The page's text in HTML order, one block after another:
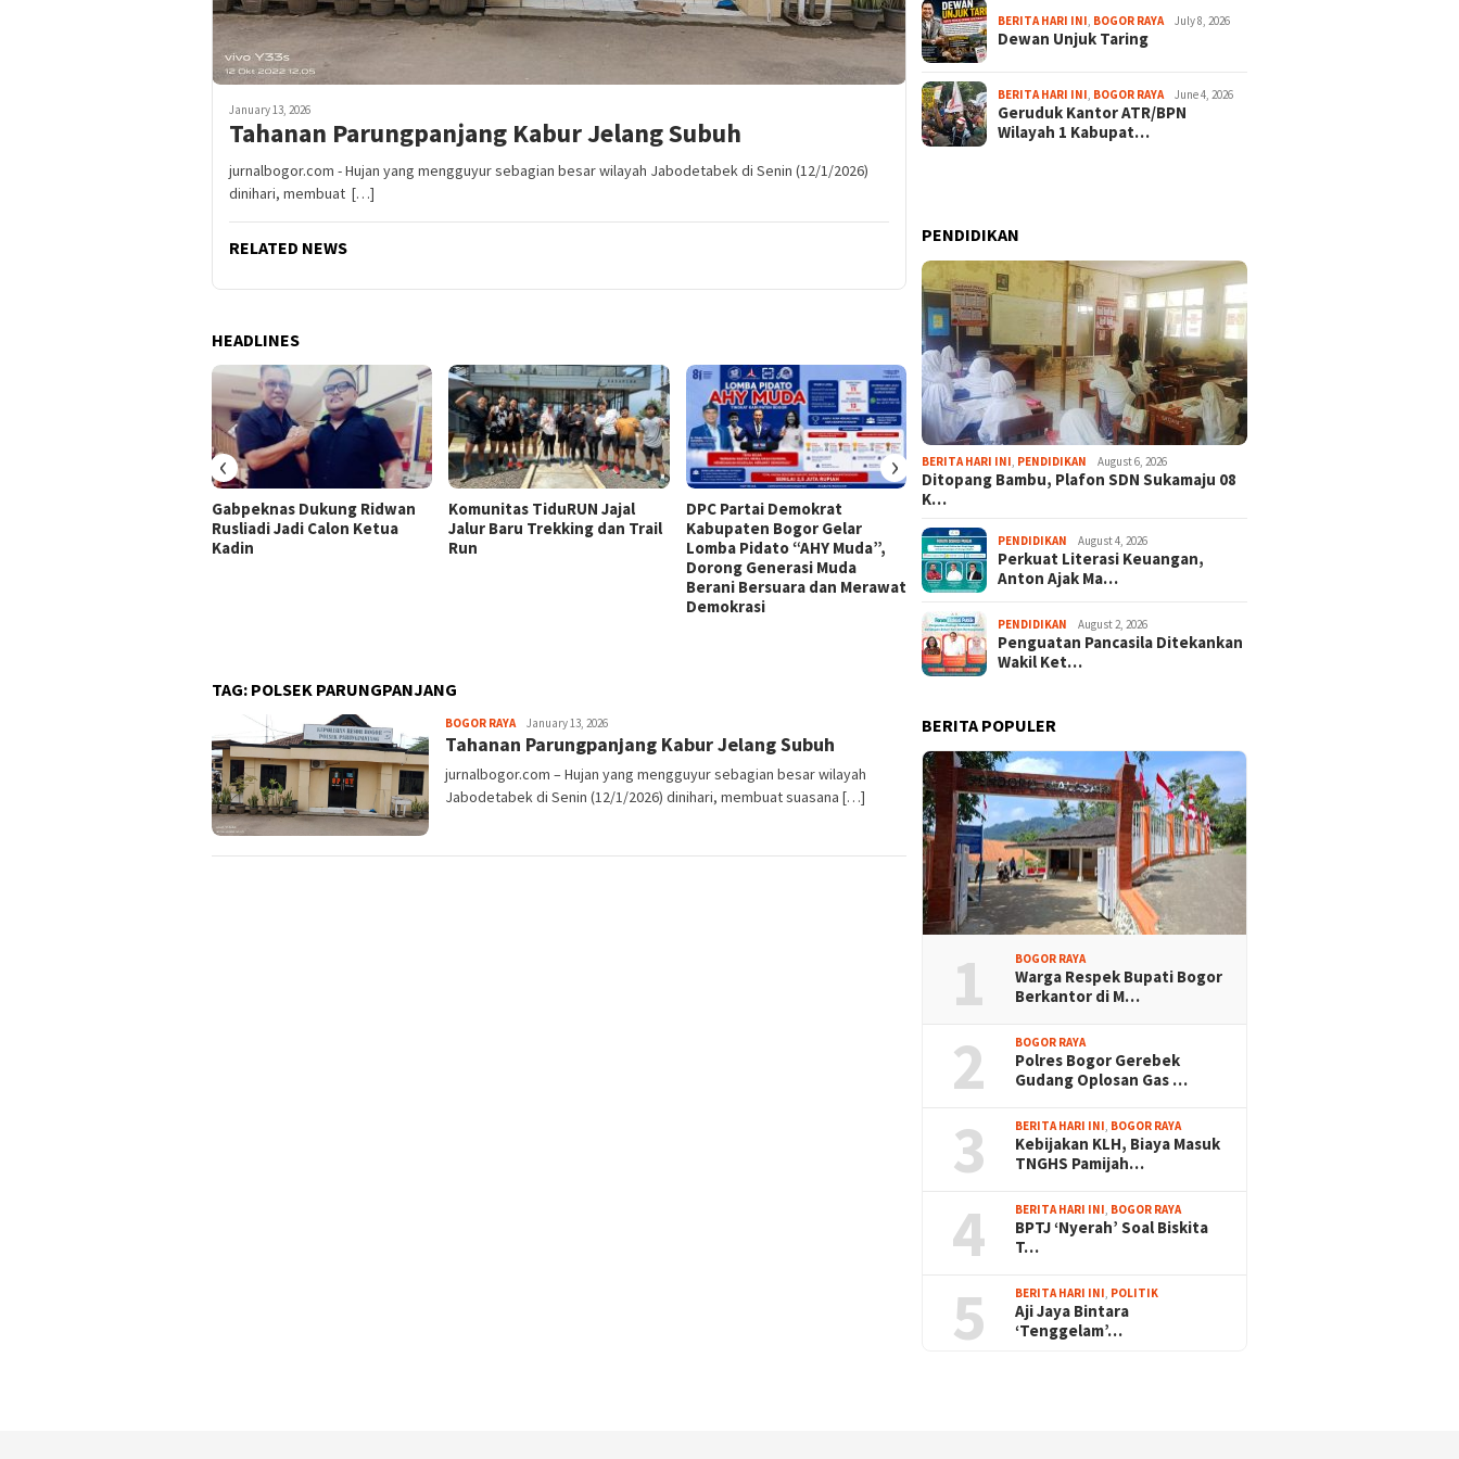
January 13, 2026
Tahanan Parungpanjang Kabur Jelang Subuh
jurnalbogor.com - Hujan yang mengguyur sebagian besar wilayah Jabodetabek di Senin (12/1/2026)
dinihari, membuat […]
RELATED NEWS
HEADLINES
Gabpeknas Dukung Ridwan
Rusliadi Jadi Calon Ketua
Kadin
Komunitas TiduRUN Jajal
Jalur Baru Trekking dan Trail
Run
DPC Partai Demokrat
Kabupaten Bogor Gelar
Lomba Pidato “AHY Muda”,
Dorong Generasi Muda
Berani Bersuara dan Merawat
Demokrasi
Lomba Rakyat Demokrat
Kabupaten Bogor Hadirkan
Kompetisi Lintas Generasi,
Uji Kekompakan dan Strategi
Tim
‹ ›
TAG: POLSEK PARUNGPANJANG
BOGOR RAYAAga
Alamanda
January 13, 2026
Tahanan Parungpanjang Kabur Jelang Subuh
jurnalbogor.com – Hujan yang mengguyur sebagian besar wilayah
Jabodetabek di Senin (12/1/2026) dinihari, membuat suasana […]
BERITA HARI INI BOGOR RAYA July 8, 2026
Dewan Unjuk Taring
BERITA HARI INI BOGOR RAYA June 4, 2026
Geruduk Kantor ATR/BPN
Wilayah 1 Kabupat…
PENDIDIKAN
BERITA HARI INI PENDIDIKAN August 6, 2026
Ditopang Bambu, Plafon SDN Sukamaju 08
K…
PENDIDIKAN August 4, 2026
Perkuat Literasi Keuangan,
Anton Ajak Ma…
PENDIDIKAN August 2, 2026
Penguatan Pancasila Ditekankan
Wakil Ket…
BERITA POPULER
1 BOGOR RAYA
Warga Respek Bupati Bogor
Berkantor di M…
2 BOGOR RAYA
Polres Bogor Gerebek
Gudang Oplosan Gas …
3 BERITA HARI INI, BOGOR RAYA
Kebijakan KLH, Biaya Masuk
TNGHS Pamijah…
4 BERITA HARI INI, BOGOR RAYA
BPTJ ‘Nyerah’ Soal Biskita
T…
5 BERITA HARI INI, POLITIK
Aji Jaya Bintara
‘Tenggelam’…